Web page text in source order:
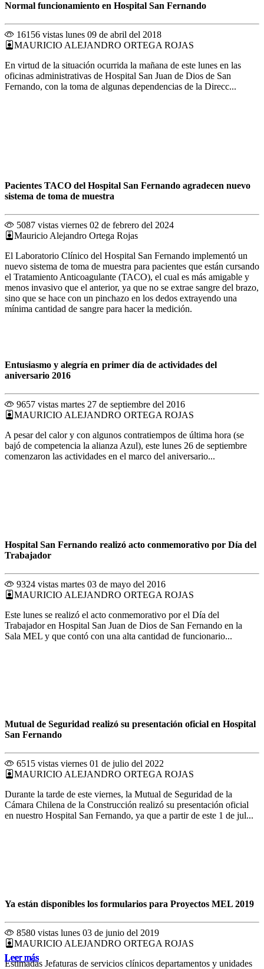
Leer más
Leer más
Normal funcionamiento en Hospital San Fernando
16156 vistas lunes 09 de abril del 2018
MAURICIO ALEJANDRO ORTEGA ROJAS
En virtud de la situación ocurrida la mañana de este lunes en las
oficinas administrativas de Hospital San Juan de Dios de San
Fernando, con la toma de algunas dependencias de la Direcc...
Leer más
Pacientes TACO del Hospital San Fernando agradecen nuevo
sistema de toma de muestra
5087 vistas viernes 02 de febrero del 2024
Mauricio Alejandro Ortega Rojas
El Laboratorio Clínico del Hospital San Fernando implementó un
nuevo sistema de toma de muestra para pacientes que están cursando
el Tratamiento Anticoagulante (TACO), el cual es más amigable y
menos invasivo que el anterior, ya que no se extrae sangre del brazo,
sino que se hace con un pinchazo en los dedos extrayendo una
mínima cantidad de sangre para hacer la medición.
Leer más
Entusiasmo y alegría en primer día de actividades del
aniversario 2016
9657 vistas martes 27 de septiembre del 2016
MAURICIO ALEJANDRO ORTEGA ROJAS
A pesar del calor y con algunos contratiempos de última hora (se
bajó de competencia la alianza Azul), este lunes 26 de septiembre
comenzaron las actividades en el marco del aniversario...
Leer más
Hospital San Fernando realizó acto conmemorativo por Día del
Trabajador
9324 vistas martes 03 de mayo del 2016
MAURICIO ALEJANDRO ORTEGA ROJAS
Este lunes se realizó el acto conmemorativo por el Día del
Trabajador en Hospital San Juan de Dios de San Fernando en la
Sala MEL y que contó con una alta cantidad de funcionario...
Leer más
Mutual de Seguridad realizó su presentación oficial en Hospital
San Fernando
6515 vistas viernes 01 de julio del 2022
MAURICIO ALEJANDRO ORTEGA ROJAS
Durante la tarde de este viernes, la Mutual de Seguridad de la
Cámara Chilena de la Construcción realizó su presentación oficial
en nuestro Hospital San Fernando, ya que a partir de este 1 de jul...
Leer más
Ya están disponibles los formularios para Proyectos MEL 2019
8580 vistas lunes 03 de junio del 2019
MAURICIO ALEJANDRO ORTEGA ROJAS
Estimadas Jefaturas de servicios clínicos departamentos y unidades
Leer más
Leer más
Leer más
Leer más
Leer más